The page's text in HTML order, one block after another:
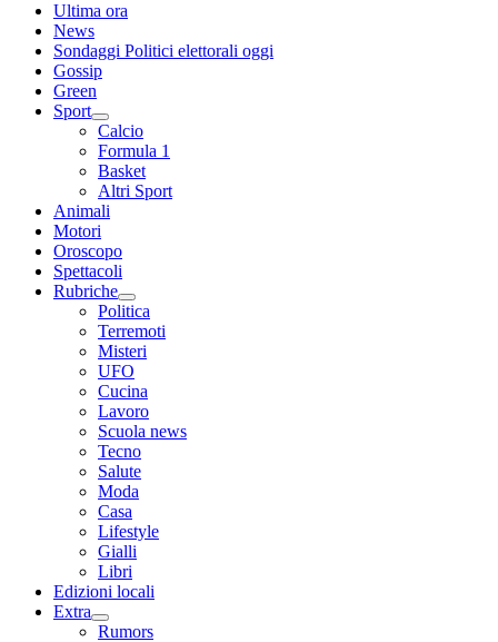
Ultima ora
News
Sondaggi Politici elettorali oggi
Gossip
Green
Sport
Calcio
Formula 1
Basket
Altri Sport
Animali
Motori
Oroscopo
Spettacoli
Rubriche
Politica
Terremoti
Misteri
UFO
Cucina
Lavoro
Scuola news
Tecno
Salute
Moda
Casa
Lifestyle
Gialli
Libri
Edizioni locali
Extra
Rumors